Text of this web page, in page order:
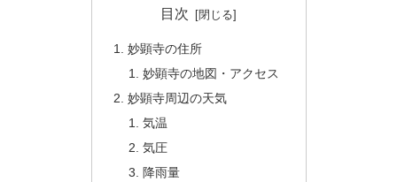
目次
妙顕寺の住所
妙顕寺の地図・アクセス
妙顕寺周辺の天気
気温
気圧
降雨量